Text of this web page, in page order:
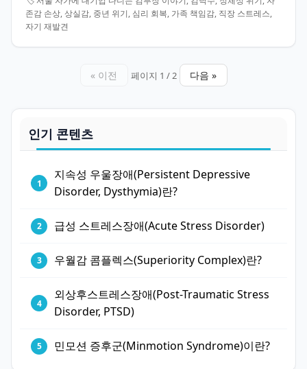
존감 손상, 상실감, 중년 위기, 심리 회복, 가족 책임감, 직장 스트레스,
자기 재발견
« 이전 페이지 1 / 2 다음 »
인기 콘텐츠
지속성 우울장애(Persistent Depressive
Disorder, Dysthymia)란?
급성 스트레스장애(Acute Stress Disorder)
우월감 콤플렉스(Superiority Complex)란?
외상후스트레스장애(Post-Traumatic Stress
Disorder, PTSD)
민모션 증후군(Minmotion Syndrome)이란?